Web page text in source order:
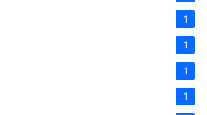
1
1
1
1